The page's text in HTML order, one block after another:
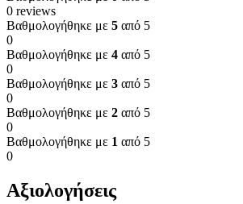
0 reviews
Βαθμολογήθηκε με 5 από 5
0
Βαθμολογήθηκε με 4 από 5
0
Βαθμολογήθηκε με 3 από 5
0
Βαθμολογήθηκε με 2 από 5
0
Βαθμολογήθηκε με 1 από 5
0
Αξιολογήσεις